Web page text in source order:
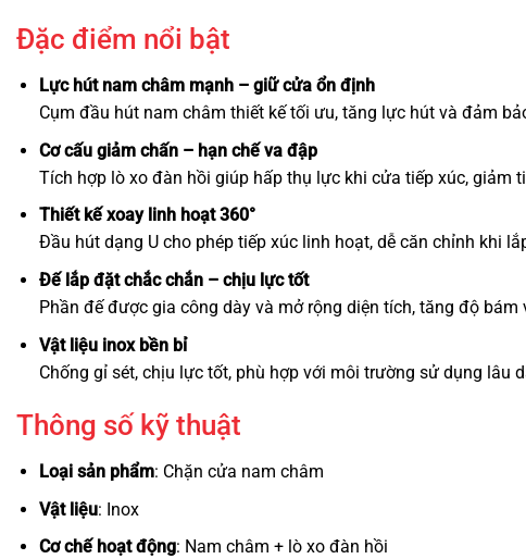
Đặc điểm nổi bật
Lực hút nam châm mạnh – giữ cửa ổn định
Cụm đầu hút nam châm thiết kế tối ưu, tăng lực hút và đảm
Cơ cấu giảm chấn – hạn chế va đập
Tích hợp lò xo đàn hồi giúp hấp thụ lực khi cửa tiếp xúc, giảm
Thiết kế xoay linh hoạt 360°
Đầu hút dạng U cho phép tiếp xúc linh hoạt, dễ căn chỉnh khi
Đế lắp đặt chắc chắn – chịu lực tốt
Phần đế được gia công dày và mở rộng diện tích, tăng độ
Vật liệu inox bền bỉ
Chống gỉ sét, chịu lực tốt, phù hợp với môi trường sử dụng lâu
Thông số kỹ thuật
Loại sản phẩm: Chặn cửa nam châm
Vật liệu: Inox
Cơ chế hoạt động: Nam châm + lò xo đàn hồi